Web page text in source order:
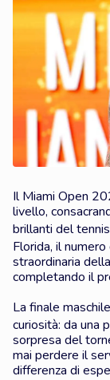
Il Miami Open
livello,
brillanti del
Florida, il
straordinaria
completando il
La finale
curiosità: da una
sorpresa del
mai perdere il
differenza di